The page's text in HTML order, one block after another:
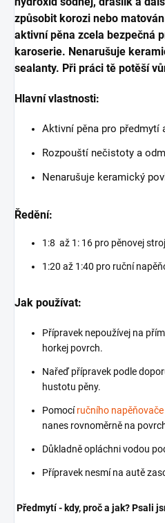
způsobit korozi nebo
aktivní pěna zcela bezpečná
karoserie. Nenarušuje
sealanty. Při práci tě potěší
Hlavní vlastnosti:
Aktivní pěna pro předmytí
Rozpouští nečistoty a
Nenarušuje keramický
Ředění:
1:8 až 1: 16 pro pěnovej
1:20 až 1:40 pro ruční
Jak používat:
Přípravek nepoužívej na
horkej povrch.
Nařeď přípravek podle
hustotu pěny.
Pomocíručního napěňovače
nanes rovnoměrně na
Důkladně opláchni vodou
Přípravek nesmí na autě
Předmytí - kdy, proč a jak? Psali